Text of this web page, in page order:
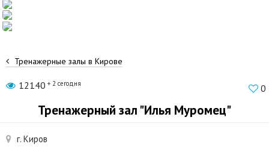
Тренажерные залы в Кирове
12140 + 2 сегодня 0
Тренажерный зал "Илья Муромец"
г. Киров